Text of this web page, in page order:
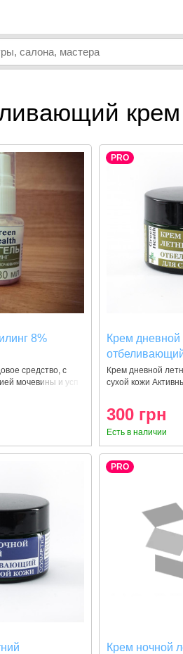
8%
средство, с
мочевины и усп
PRO
Крем дневной
30 мл
Крем дневной
сухой кожи
300 грн
Есть в наличии
PRO
Крем ночной